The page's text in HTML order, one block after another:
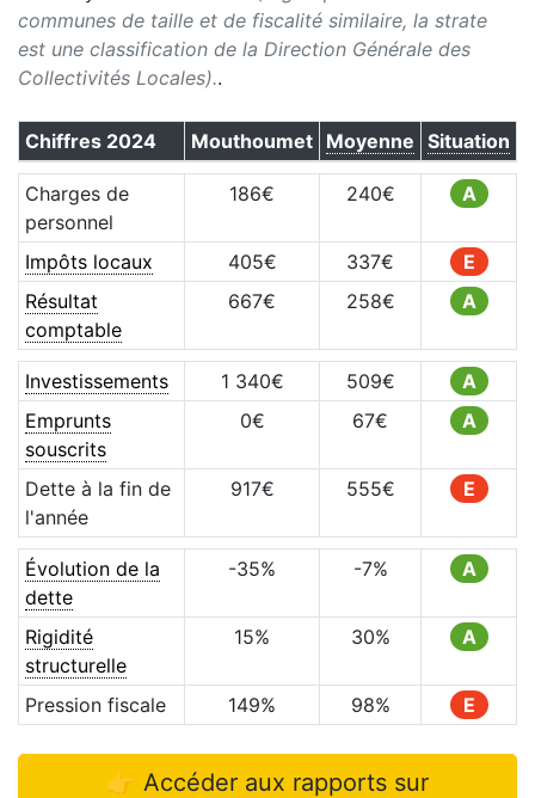
communes de taille et de fiscalité similaire, la strate
est une classification de la Direction Générale des
Collectivités Locales)..
Chiffres 2024 Mouthoumet Moyenne Situation
Charges de
personnel
186€ 240€ A
Impôts locaux 405€ 337€
E
Résultat
comptable
667€ 258€ A
Investissements 1 340€ 509€
A
Emprunts
souscrits
0€ 67€ A
Dette à la fin de
l'année
917€ 555€ E
Évolution de la
dette
-35% -7% A
Rigidité
structurelle
15% 30% A
Pression fiscale 149% 98% E
👉 Accéder aux rapports sur